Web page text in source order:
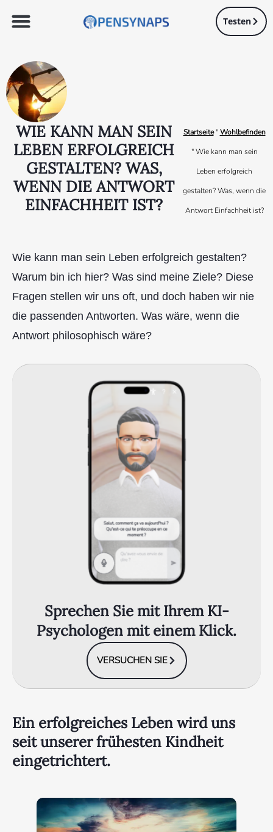
Testen
WIE KANN MAN SEIN
LEBEN ERFOLGREICH
GESTALTEN? WAS,
WENN DIE ANTWORT
EINFACHHEIT IST?
Startseite"Wohlbefinden
"Wie kann man sein
Leben erfolgreich
gestalten? Was, wenn die
Antwort Einfachheit ist?
Wie kann man sein Leben erfolgreich gestalten?
Warum bin ich hier? Was sind meine Ziele? Diese
Fragen stellen wir uns oft, und doch haben wir nie
die passenden Antworten. Was wäre, wenn die
Antwort philosophisch wäre?
Sprechen Sie mit Ihrem KI-
Psychologen mit einem Klick.
VERSUCHEN SIE
Ein erfolgreiches Leben wird uns
seit unserer frühesten Kindheit
eingetrichtert.